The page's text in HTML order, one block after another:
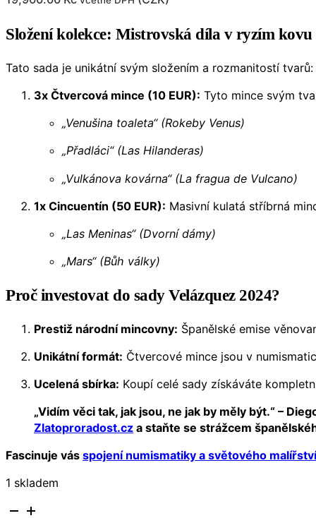
Složení kolekce: Mistrovská díla v ryzím kovu
Tato sada je unikátní svým složením a rozmanitostí tvarů:
3x Čtvercová mince (10 EUR): Tyto mince svým
„Venušina toaleta“ (Rokeby Venus)
„Přadláci“ (Las Hilanderas)
„Vulkánova kovárna“ (La fragua de Vulcano)
1x Cincuentín (50 EUR): Masivní kulatá stříbrná
„Las Meninas“ (Dvorní dámy)
„Mars“ (Bůh války)
Proč investovat do sady Velázquez 2024?
Prestiž národní mincovny: Španělské emise
Unikátní formát: Čtvercové mince jsou v
Ucelená sbírka: Koupí celé sady získáváte
„Vidím věci tak, jak jsou, ne jak by měly být.“ –
Zlatoproradost.cz a staňte se strážcem
Fascinuje vás spojení numismatiky a světového malířství
1 skladem
Sada